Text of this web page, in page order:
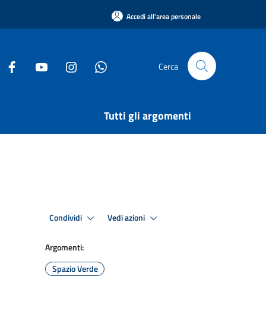
Accedi all'area personale
Cerca
Tutti gli argomenti
Condividi Vedi azioni
Argomenti:
Spazio Verde